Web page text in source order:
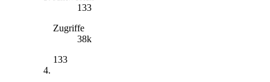
133
Zugriffe
38k
133